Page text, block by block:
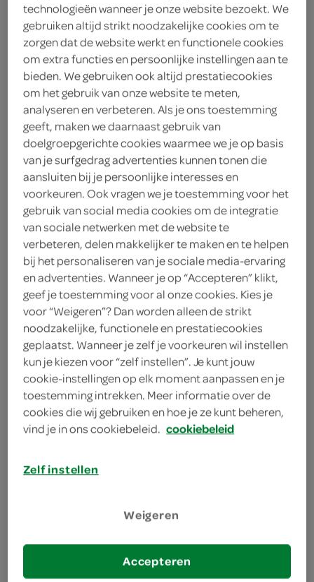
La Chouffe speciaalbier
bokbier
La Chouffe
< 25 jaar? Laat je
legitimatie zien
< 18 jaar verkopen wij
geen alcohol
meer
informatie
330 Milliliter
Let op: aanbiedingen zijn niet zichtbaar bij de
verwerkt in de winkelmand.
Nederland gebrouwen
technologieën wanneer je onze website bezoekt. We
gebruiken altijd strikt noodzakelijke cookies om te
zorgen dat de website werkt en functionele cookies
om extra functies en persoonlijke instellingen aan te
bieden. We gebruiken ook altijd prestatiecookies
om het gebruik van onze website te meten,
analyseren en verbeteren. Als je ons toestemming
geeft, maken we daarnaast gebruik van
doelgroepgerichte cookies waarmee we je op basis
van je surfgedrag advertenties kunnen tonen die
aansluiten bij je persoonlijke interesses en
voorkeuren. Ook vragen we je toestemming voor het
gebruik van social media cookies om de integratie
van sociale netwerken met de website te
verbeteren, delen makkelijker te maken en te helpen
bij het personaliseren van je sociale media-ervaring
en advertenties. Wanneer je op “Accepteren” klikt,
geef je toestemming voor al onze cookies. Kies je
voor “Weigeren”? Dan worden alleen de strikt
noodzakelijke, functionele en prestatiecookies
geplaatst. Wanneer je zelf je voorkeuren wil instellen
kun je kiezen voor “zelf instellen”. Je kunt jouw
cookie-instellingen op elk moment aanpassen en je
toestemming intrekken. Meer informatie over de
cookies die wij gebruiken en hoe je ze kunt beheren,
vind je in ons cookiebeleid. cookiebeleid
Zelf instellen
Weigeren
Accepteren